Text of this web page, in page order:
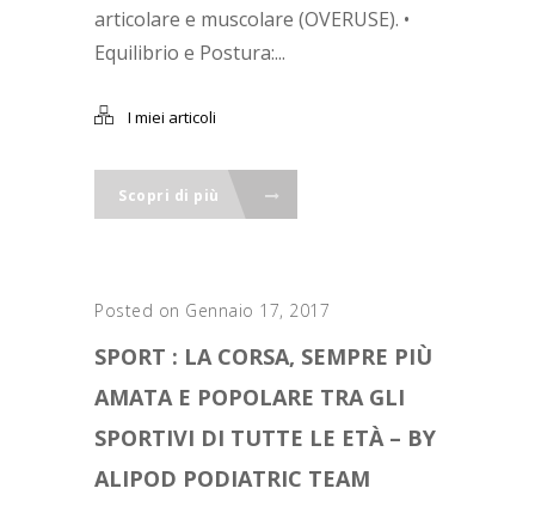
articolare e muscolare (OVERUSE). •
Equilibrio e Postura:...
I miei articoli
Scopri di più
Posted on Gennaio 17, 2017
SPORT : LA CORSA, SEMPRE PIÙ
AMATA E POPOLARE TRA GLI
SPORTIVI DI TUTTE LE ETÀ – BY
ALIPOD PODIATRIC TEAM